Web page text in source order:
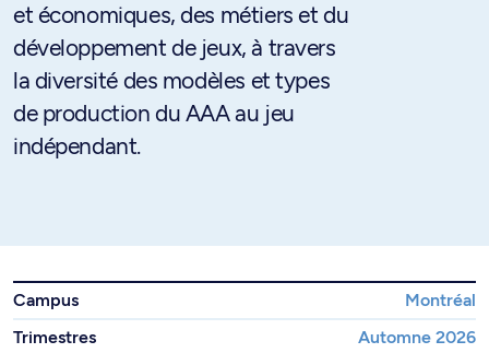
et économiques, des métiers et du
développement de jeux, à travers
la diversité des modèles et types
de production du AAA au jeu
indépendant.
Campus
Montréal
Trimestres
Automne 2026